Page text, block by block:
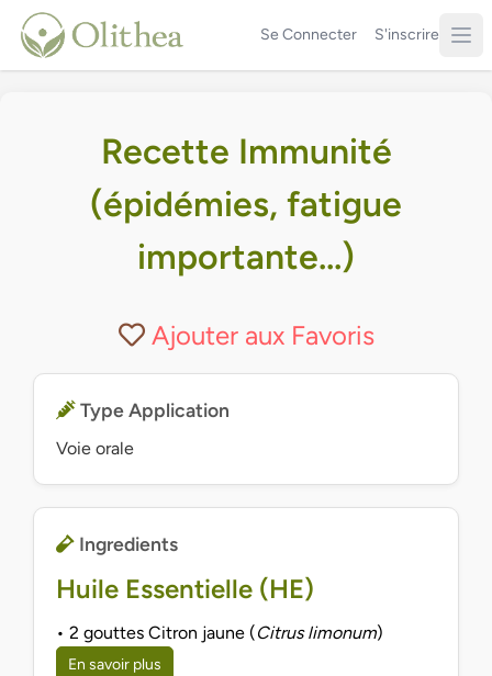
Se Connecter S'inscrire
Recette Immunité
(épidémies, fatigue
importante...)
Ajouter aux Favoris
Type Application
Voie orale
Ingredients
Huile Essentielle (HE)
• 2 gouttes Citron jaune (Citrus limonum)
En savoir plus